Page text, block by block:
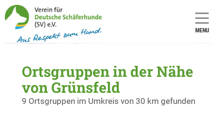
MENU
Ortsgruppen in der Nähe
von Grünsfeld
9 Ortsgruppen im Umkreis von 30 km gefunden